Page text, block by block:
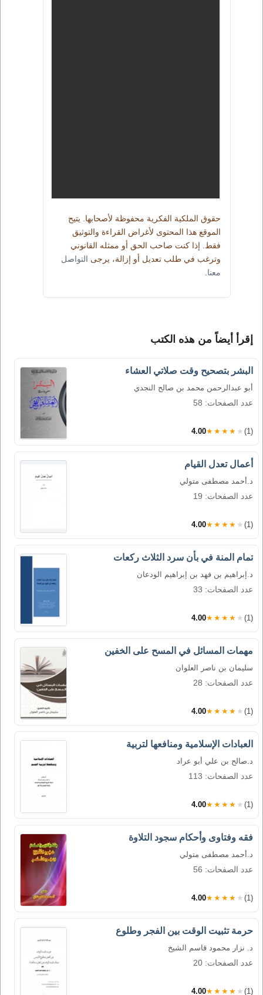
حقوق الملكية الفكرية محفوظة لأصحابها. يتيح
الموقع هذا المحتوى لأغراض القراءة والتوثيق
فقط. إذا كنت صاحب الحق أو ممثله القانوني
وترغب في طلب تعديل أو إزالة، يرجى التواصل
معنا
إقرأ أيضاً من هذه الكتب
البشر بتصحيح وقت صلاتي العشاء
أبو عبدالرحمن محمد بن صالح النجدي
عدد الصفحات: 58
4.00★★★★★ (1)
أعمال تعدل القيام
د.أحمد مصطفى متولي
عدد الصفحات: 19
4.00★★★★★ (1)
تمام المنة في بأن سرد الثلاث ركعات
د.إبراهيم بن فهد بن إبراهيم الودعان
عدد الصفحات: 33
4.00★★★★★ (1)
مهمات المسائل في المسح على الخفين
سليمان بن ناصر العلوان
عدد الصفحات: 28
4.00★★★★★ (1)
العبادات الإسلامية ومنافعها لتربية
د.صالح بن علي أبو عراد
عدد الصفحات: 113
4.00★★★★★ (1)
فقه وفتاوى وأحكام سجود التلاوة
د.أحمد مصطفى متولي
عدد الصفحات: 56
4.00★★★★★ (1)
حرمة تثبيت الوقت بين الفجر وطلوع
د. نزار محمود قاسم الشيخ
عدد الصفحات: 20
4.00★★★★★ (1)